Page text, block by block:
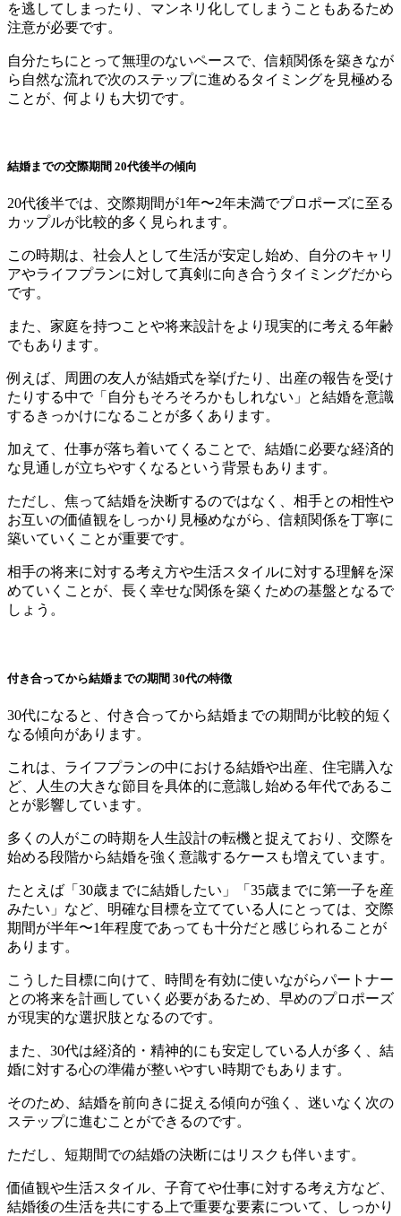
を逃してしまったり、マンネリ化してしまうこともあるため
注意が必要です。
自分たちにとって無理のないペースで、信頼関係を築きなが
ら自然な流れで次のステップに進めるタイミングを見極める
ことが、何よりも大切です。
結婚までの交際期間 20代後半の傾向
20代後半では、交際期間が1年〜2年未満でプロポーズに至る
カップルが比較的多く見られます。
この時期は、社会人として生活が安定し始め、自分のキャリ
アやライフプランに対して真剣に向き合うタイミングだから
です。
また、家庭を持つことや将来設計をより現実的に考える年齢
でもあります。
例えば、周囲の友人が結婚式を挙げたり、出産の報告を受け
たりする中で「自分もそろそろかもしれない」と結婚を意識
するきっかけになることが多くあります。
加えて、仕事が落ち着いてくることで、結婚に必要な経済的
な見通しが立ちやすくなるという背景もあります。
ただし、焦って結婚を決断するのではなく、相手との相性や
お互いの価値観をしっかり見極めながら、信頼関係を丁寧に
築いていくことが重要です。
相手の将来に対する考え方や生活スタイルに対する理解を深
めていくことが、長く幸せな関係を築くための基盤となるで
しょう。
付き合ってから結婚までの期間 30代の特徴
30代になると、付き合ってから結婚までの期間が比較的短く
なる傾向があります。
これは、ライフプランの中における結婚や出産、住宅購入な
ど、人生の大きな節目を具体的に意識し始める年代であるこ
とが影響しています。
多くの人がこの時期を人生設計の転機と捉えており、交際を
始める段階から結婚を強く意識するケースも増えています。
たとえば「30歳までに結婚したい」「35歳までに第一子を産
みたい」など、明確な目標を立てている人にとっては、交際
期間が半年〜1年程度であっても十分だと感じられることが
あります。
こうした目標に向けて、時間を有効に使いながらパートナー
との将来を計画していく必要があるため、早めのプロポーズ
が現実的な選択肢となるのです。
また、30代は経済的・精神的にも安定している人が多く、結
婚に対する心の準備が整いやすい時期でもあります。
そのため、結婚を前向きに捉える傾向が強く、迷いなく次の
ステップに進むことができるのです。
ただし、短期間での結婚の決断にはリスクも伴います。
価値観や生活スタイル、子育てや仕事に対する考え方など、
結婚後の生活を共にする上で重要な要素について、しっかり